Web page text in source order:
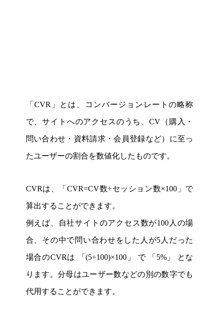
「CVR」とは、コンバージョンレートの略称
で、サイトへのアクセスのうち、CV（購入・
問い合わせ・資料請求・会員登録など）に至っ
たユーザーの割合を数値化したものです。
CVRは、「CVR=CV数÷セッション数×100」で
算出することができます。
例えば、自社サイトのアクセス数が100人の場
合、その中で問い合わせをした人が5人だった
場合のCVRは 「(5÷100)×100」 で 「5%」 とな
ります。分母はユーザー数などの別の数字でも
代用することができます。